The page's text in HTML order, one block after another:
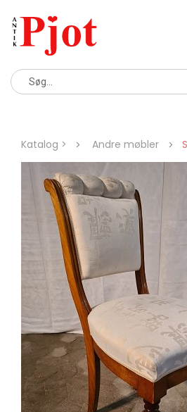
Katalog > Andre møbler